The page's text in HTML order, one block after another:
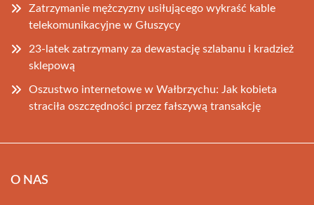
Zatrzymanie mężczyzny usiłującego wykraść kable
telekomunikacyjne w Głuszycy
23-latek zatrzymany za dewastację szlabanu i kradzież
sklepową
Oszustwo internetowe w Wałbrzychu: Jak kobieta
straciła oszczędności przez fałszywą transakcję
O NAS